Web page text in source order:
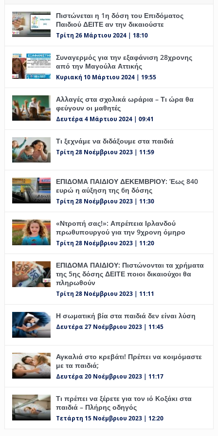
Πιστώνεται η 1η δόση του Επιδόματος
Παιδιού ΔΕΙΤΕ αν την δικαιούστε
Τρίτη 26 Μάρτιου 2024 | 18:10
Συναγερμός για την εξαφάνιση 28χρονης
από την Μαγούλα Αττικής
Κυριακή 10 Μάρτιου 2024 | 19:55
Αλλαγές στα σχολικά ωράρια – Τι ώρα θα
φεύγουν οι μαθητές
Δευτέρα 4 Μάρτιου 2024 | 09:41
Τι ξεχνάμε να διδάξουμε στα παιδιά
Τρίτη 28 Νοέμβριου 2023 | 11:59
ΕΠΙΔΟΜΑ ΠΑΙΔΙΟΥ ΔΕΚΕΜΒΡΙΟΥ: Έως 840
ευρώ η αύξηση της 6η δόσης
Τρίτη 28 Νοέμβριου 2023 | 11:30
«Ντροπή σας!»: Απρέπεια Ιρλανδού
πρωθυπουργού για την 9χρονη όμηρο
Τρίτη 28 Νοέμβριου 2023 | 11:20
ΕΠΙΔΟΜΑ ΠΑΙΔΙΟΥ: Πιστώνονται τα χρήματα
της 5ης δόσης ΔΕΙΤΕ ποιοι δικαιούχοι θα
πληρωθούν
Τρίτη 28 Νοέμβριου 2023 | 11:11
Η σωματική βία στα παιδιά δεν είναι λύση
Δευτέρα 27 Νοέμβριου 2023 | 11:45
Αγκαλιά στο κρεβάτι! Πρέπει να κοιμόμαστε
με τα παιδιά;
Δευτέρα 20 Νοέμβριου 2023 | 11:17
Τι πρέπει να ξέρετε για τον ιό Κοξάκι στα
παιδιά – Πλήρης οδηγός
Τετάρτη 15 Νοέμβριου 2023 | 12:20